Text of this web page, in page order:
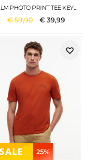
PALM PHOTO PRINT TEE KEYSTONE
€59,90 € 39,99
25%